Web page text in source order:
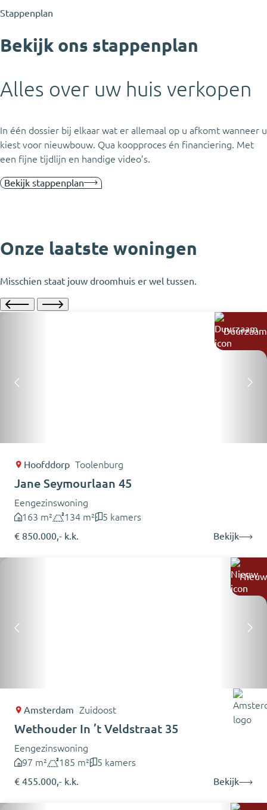
Stappenplan
Bekijk ons stappenplan
Alles over uw huis verkopen
In één dossier bij elkaar wat er allemaal op u afkomt wanneer u
kiest voor nieuwbouw. Qua koopproces én financiering. Met
een fijne tijdlijn en handige video’s.
Bekijk stappenplan
Onze laatste woningen
Misschien staat jouw droomhuis er wel tussen.
Duurzaam
Hoofddorp Toolenburg
Jane Seymourlaan 45
Eengezinswoning
163 m²
134 m²
5 kamers
€ 850.000,- k.k.
Bekijk
Nieuw
Amsterdam Zuidoost
Wethouder In ’t Veldstraat 35
Eengezinswoning
97 m²
185 m²
5 kamers
€ 455.000,- k.k.
Bekijk